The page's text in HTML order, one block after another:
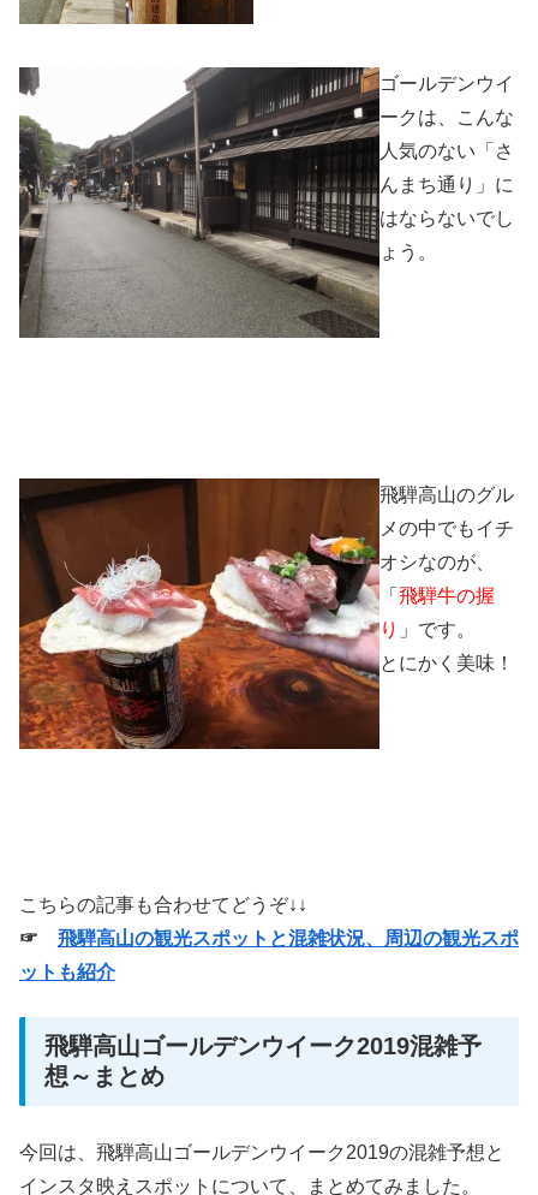
ゴールデンウイ
ークは、こんな
人気のない「さ
んまち通り」に
はならないでし
ょう。
飛騨高山のグル
メの中でもイチ
オシなのが、
「 飛騨牛の握
り 」です。
とにかく美味！
こちらの記事も合わせてどうぞ↓↓
☞ 飛騨高山の観光スポットと混雑状況、周辺の観光スポ
ットも紹介
飛騨高山ゴールデンウイーク2019混雑予
想～まとめ
今回は、飛騨高山ゴールデンウイーク2019の混雑予想と
インスタ映えスポットについて、まとめてみました。